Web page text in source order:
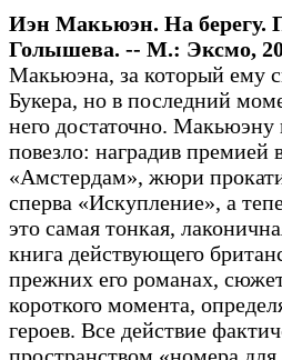
Иэн Макьюэн. На берегу.
Голышева. -- М.: Эксмо,
Макьюэна, за который ему
Букера, но в последний
него достаточно.
повезло: наградив премией
«Амстердам», жюри
сперва «Искупление», а
это самая тонкая,
книга действующего
прежних его романах,
короткого момента,
героев. Все действие